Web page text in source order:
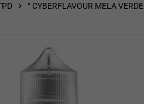
chevron_right ° CYBERFLAVOUR MELA